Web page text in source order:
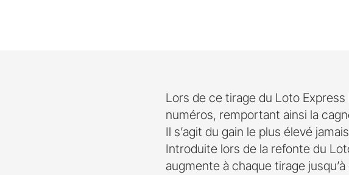
Lors de ce tirage du Loto
numéros, remportant ainsi la
Il s’agit du gain le plus élevé
Introduite lors de la refonte du
augmente à chaque tirage